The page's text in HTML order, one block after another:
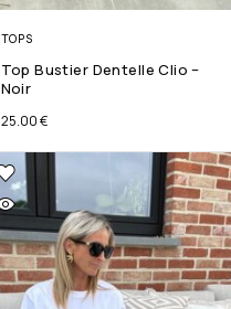
TOPS
Top Bustier Dentelle Clio –
Noir
25.00€